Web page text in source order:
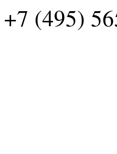
+7 (495)